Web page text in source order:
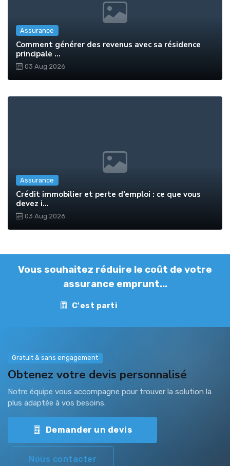
Assurance
Comment générer des revenus avec sa résidence
principale ...
03 Aug 2026
Assurance
Crédit immobilier et perte d’emploi : ce que vous
devez i...
03 Aug 2026
Vous souhaitez réduire le coût de votre
assurance emprunt...
C'est parti
Gratuit & sans engagement
Obtenez votre devis personnalisé
Notre équipe vous accompagne pour trouver la solution la
plus adaptée à vos besoins.
Demander un devis
Nous contacter